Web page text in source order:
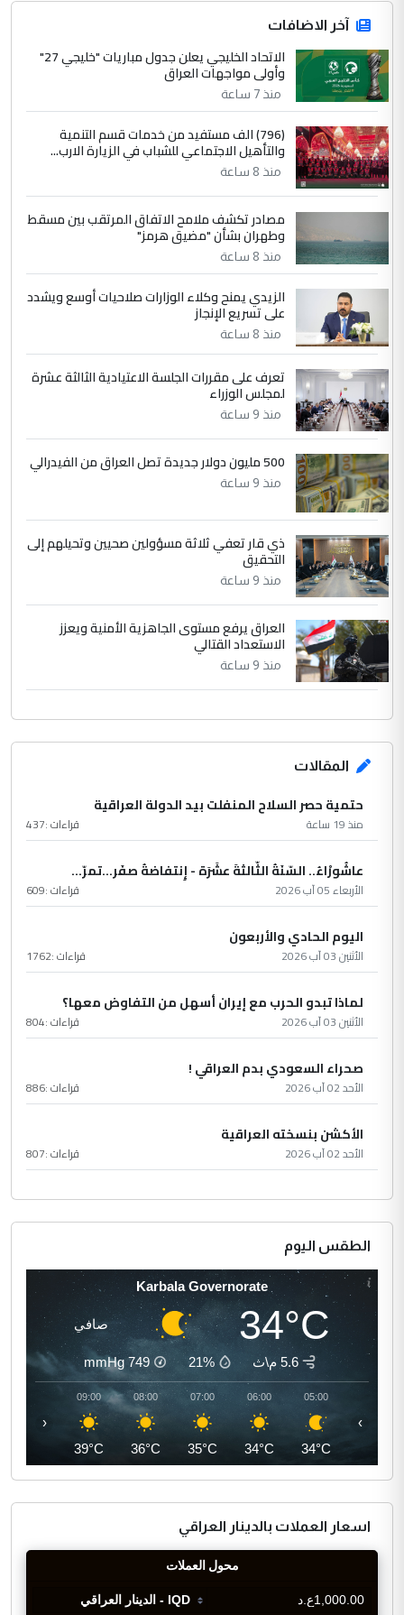
جنسية الرافد الثالث للعراق ومن اصول عريقة
ابا فرات ...
الموضوع :
الجواهري يرد على صدام حسين سل
مضجعيك يابن الزنا (نص كامل)
سردار
التعليق : واحد من عصابة علي ماما يسقط
جنسية الرافد الثالث للعراق ومن اصول عريقة
ابا فرات ...
الجواهري يرد على صدام حسين سل
مضجعيك يابن الزنا (نص كامل)
5
التعليق : تحياتي لك استاذ حامدتركان. كلام
دقيق ومسؤول؛ فالاستثمار الحقيقي للإنسان
الموضوع :
بين الإهمال واغتصاب الأرض.. بلاد
الرافدين تعاني الجفاف والتصحر!!
آخر الاضافات
الاتحاد الخليجي يعلن جدول مباريات "خليجي 27"
وأولى مواجهات العراق
منذ 7 ساعة
(796) الف مستفيد من خدمات قسم التنمية
والتأهيل الاجتماعي للشباب في الزيارة الارب...
منذ 8 ساعة
مصادر تكشف ملامح الاتفاق المرتقب بين مسقط
وطهران بشأن "مضيق هرمز"
منذ 8 ساعة
الزيدي يمنح وكلاء الوزارات صلاحيات أوسع ويشدد
على تسريع الإنجاز
منذ 8 ساعة
تعرف على مقررات الجلسة الاعتيادية الثالثة عشرة
لمجلس الوزراء
منذ 9 ساعة
500 مليون دولار جديدة تصل العراق من الفيدرالي
منذ 9 ساعة
ذي قار تعفي ثلاثة مسؤولين صحيين وتحيلهم إلى
التحقيق
منذ 9 ساعة
العراق يرفع مستوى الجاهزية الأمنية ويعزز
الاستعداد القتالي
منذ 9 ساعة
المقالات
حتمية حصر السلاح المنفلت بيد الدولة العراقية
منذ 19 ساعة قراءات :437
عاشُورْاءُ.. السّنَةُ الثّالثةَ عشَرَة - إِنتفاضةُ صفَر…تمرّ...
الأربعاء 05 آب 2026 قراءات :609
اليوم الحادي والأربعون
الأثنين 03 آب 2026 قراءات :1762
لماذا تبدو الحرب مع إيران أسهل من التفاوض معها؟
الأثنين 03 آب 2026 قراءات :804
صحراء السعودي بدم العراقي !
الأحد 02 آب 2026 قراءات :886
الأكشن بنسخته العراقية
الأحد 02 آب 2026 قراءات :807
الطقس اليوم
Karbala Governorate
34°C صافي
5.6 م\ث 21%
749
mmHg
05:00
34°C
06:00
34°C
07:00
35°C
08:00
36°C
09:00
39°C
‹ ›
اسعار العملات بالدينار العراقي